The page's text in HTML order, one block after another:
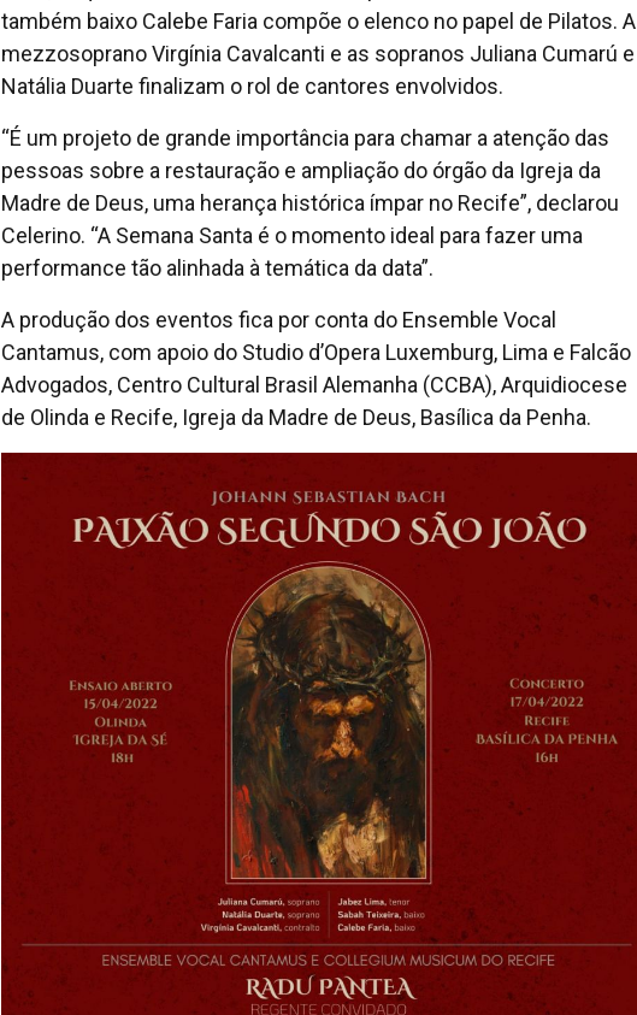
também baixo Calebe Faria compõe o elenco no papel de Pilatos. A
mezzosoprano Virgínia Cavalcanti e as sopranos Juliana Cumarú e
Natália Duarte finalizam o rol de cantores envolvidos.
“É um projeto de grande importância para chamar a atenção das
pessoas sobre a restauração e ampliação do órgão da Igreja da
Madre de Deus, uma herança histórica ímpar no Recife”, declarou
Celerino. “A Semana Santa é o momento ideal para fazer uma
performance tão alinhada à temática da data”.
A produção dos eventos fica por conta do Ensemble Vocal
Cantamus, com apoio do Studio d’Opera Luxemburg, Lima e Falcão
Advogados, Centro Cultural Brasil Alemanha (CCBA), Arquidiocese
de Olinda e Recife, Igreja da Madre de Deus, Basílica da Penha.